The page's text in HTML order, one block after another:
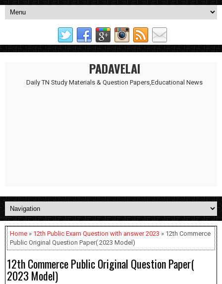
PADAVELAI
Daily TN Study Materials & Question Papers,Educational News
Home » 12th Public Exam Question with answer 2023 » 12th Commerce
Public Original Question Paper( 2023 Model)
12th Commerce Public Original Question Paper(
2023 Model)